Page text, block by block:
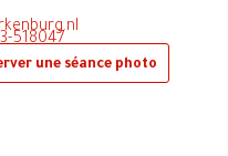
une séance photo
518047